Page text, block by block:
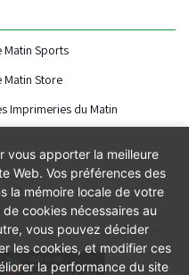
Matin Sports
Matin Store
Imprimeries du Matin
vous apporter la meilleure
Web. Vos préférences des
la mémoire locale de votre
cookies nécessaires au
vous pouvez décider
les cookies, et modifier ces
la performance du site